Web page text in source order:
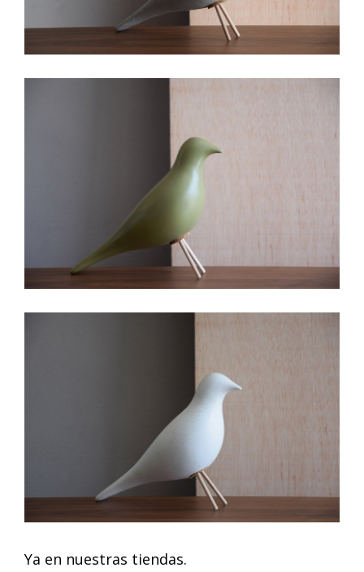
Ya en nuestras tiendas.